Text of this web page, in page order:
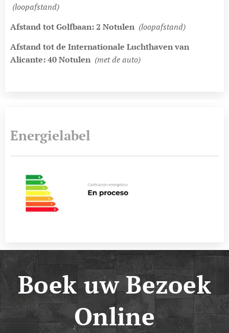
(loopafstand)
Afstand tot Golfbaan: 2 Notulen (loopafstand)
Afstand tot de Internationale Luchthaven van
Alicante: 40 Notulen (met de auto)
Energielabel
Boek uw Bezoek
Online